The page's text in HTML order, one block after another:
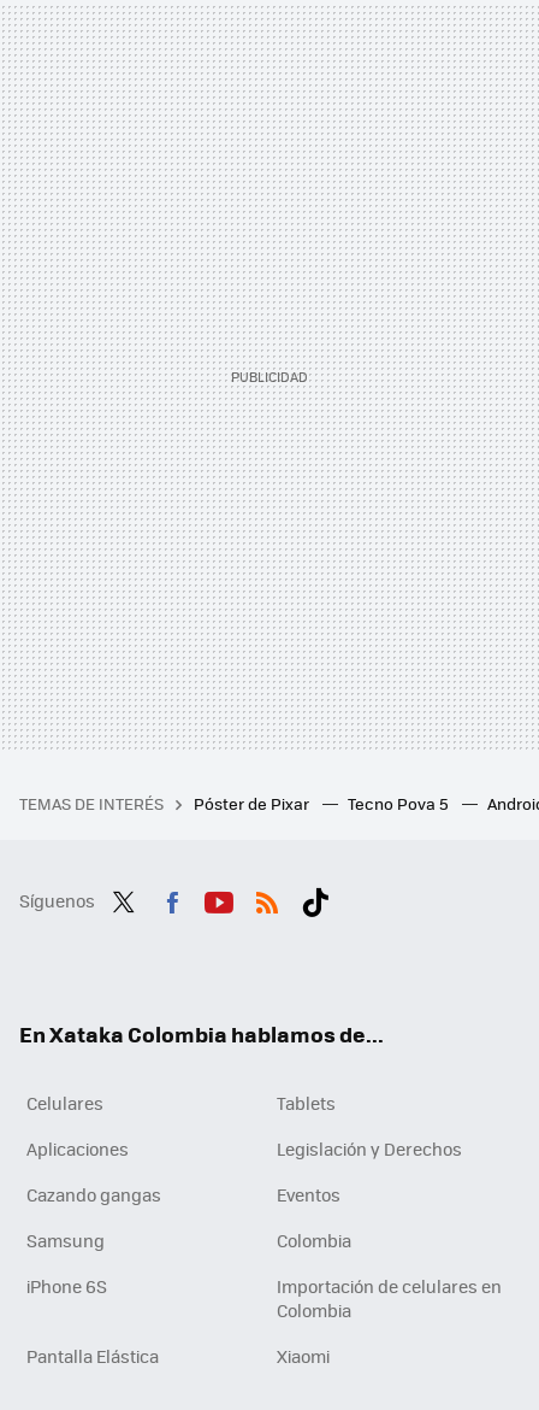
TEMAS DE INTERÉS Póster de Pixar Tecno Pova 5
Síguenos
En Xataka Colombia hablamos de...
Celulares
Tablets
Aplicaciones
Legislación y Derechos
Cazando gangas
Eventos
Samsung
Colombia
iPhone 6S
Importación de celulares en
Colombia
Pantalla Elástica
Xiaomi